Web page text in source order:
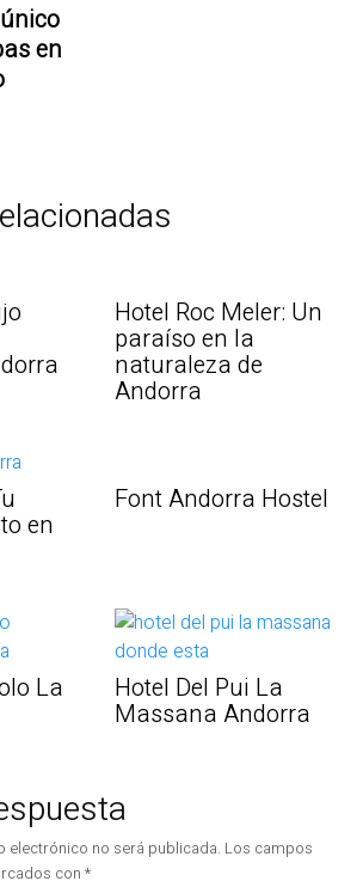
en
Hotel Roc Meler: Un
paraíso en la
naturaleza de
Andorra
en
Font Andorra Hostel
La Hotel Del Pui La
Massana Andorra
electrónico no será publicada. Los campos
con *